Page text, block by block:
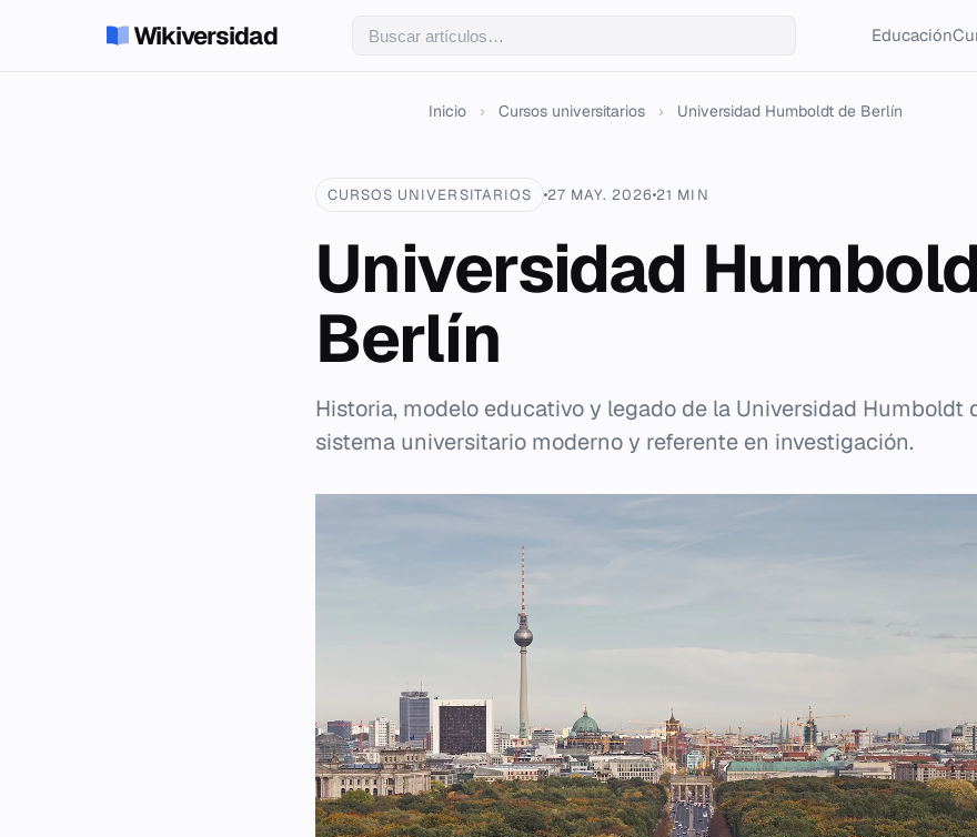
Wikiversidad Educación
Inicio › Cursos universitarios › Universidad Humboldt de Berlín
CURSOS UNIVERSITARIOS 27 MAY. 202621 MIN
Universidad
Berlín
Historia, modelo educativo y legado de la Universidad Humboldt
sistema universitario moderno y referente en investigación.